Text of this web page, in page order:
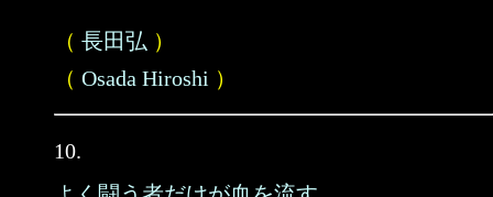
（ 長田弘 ）
（ Osada Hiroshi ）
10.